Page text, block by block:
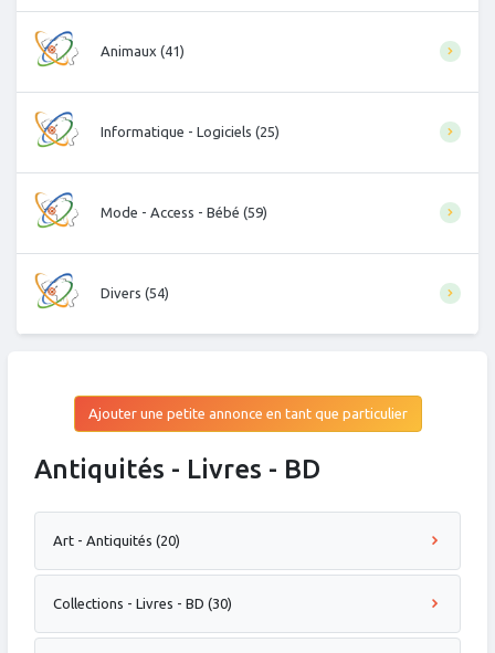
Animaux (41)
Informatique - Logiciels (25)
Mode - Access - Bébé (59)
Divers (54)
Ajouter une petite annonce en tant que particulier
Antiquités - Livres - BD
Art - Antiquités (20)
Collections - Livres - BD (30)